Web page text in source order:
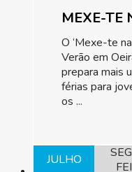
MEXE-TE
O ‘Mexe-te
Verão em
prepara mais
férias para
os ...
JULHO